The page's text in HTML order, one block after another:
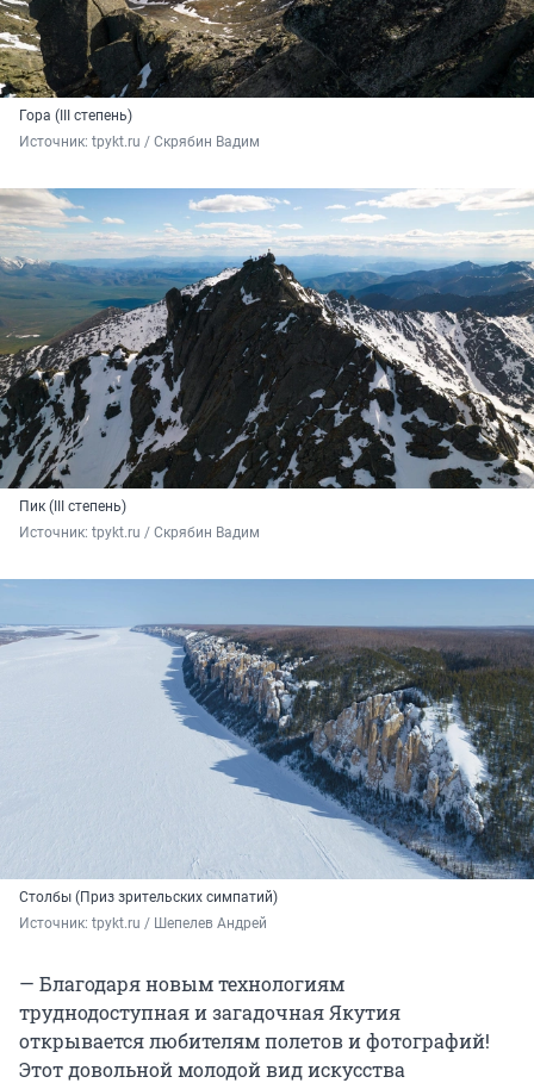
Гора (III степень)
Источник: tpykt.ru / Скрябин Вадим
Пик (III степень)
Источник: tpykt.ru / Скрябин Вадим
Столбы (Приз зрительских симпатий)
Источник: tpykt.ru / Шепелев Андрей
— Благодаря новым технологиям
труднодоступная и загадочная Якутия
открывается любителям полетов и фотографий!
Этот довольной молодой вид искусства